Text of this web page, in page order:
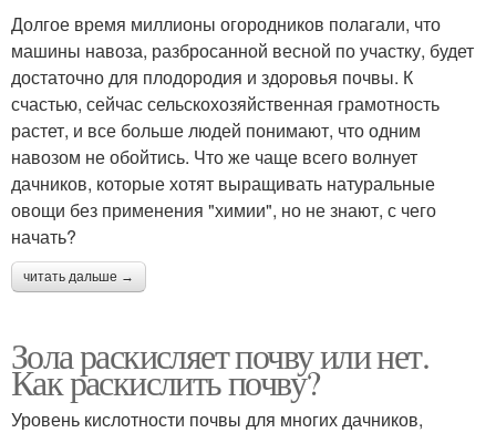
Долгое время миллионы огородников полагали, что
машины навоза, разбросанной весной по участку, будет
достаточно для плодородия и здоровья почвы. К
счастью, сейчас сельскохозяйственная грамотность
растет, и все больше людей понимают, что одним
навозом не обойтись. Что же чаще всего волнует
дачников, которые хотят выращивать натуральные
овощи без применения "химии", но не знают, с чего
начать?
читать дальше →
Зола раскисляет почву или нет.
Как раскислить почву?
Уровень кислотности почвы для многих дачников,